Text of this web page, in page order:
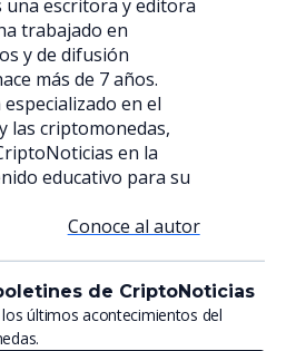
una escritora y editora
trabajado en
y de difusión
más de 7 años.
en el
las criptomonedas,
en la
educativo para su
Conoce al autor
de CriptoNoticias
últimos acontecimientos del